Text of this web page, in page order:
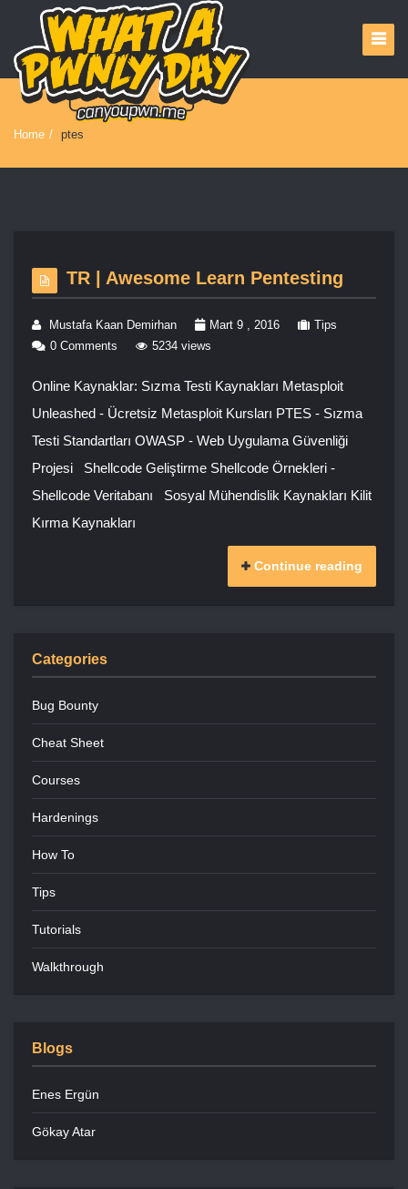
Home / ptes
TR | Awesome Learn Pentesting
Mustafa Kaan Demirhan Mart 9 , 2016
Tips
0 Comments
5234 views
Online Kaynaklar: Sızma Testi Kaynakları Metasploit
Unleashed - Ücretsiz Metasploit Kursları PTES - Sızma
Testi Standartları OWASP - Web Uygulama Güvenliği
Projesi Shellcode Geliştirme Shellcode Örnekleri -
Shellcode Veritabanı Sosyal Mühendislik Kaynakları Kilit
Kırma Kaynakları
Continue reading
Categories
Bug Bounty
Cheat Sheet
Courses
Hardenings
How To
Tips
Tutorials
Walkthrough
Blogs
Enes Ergün
Gökay Atar